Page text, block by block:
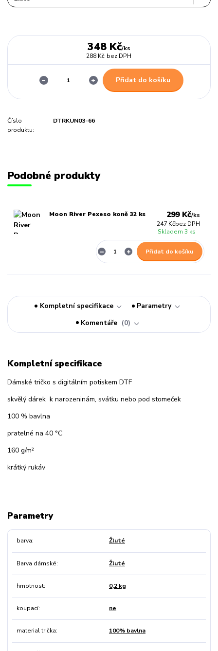
348 Kč/ks
288 Kč bez DPH
Přidat do košíku
Číslo
produktu:
DTRKUN03-66
Podobné produkty
Moon River Pexeso koně 32 ks 299 Kč/ks
247 Kčbez DPH
Skladem 3 ks
Přidat do košíku
Kompletní specifikace
Parametry
Komentáře
0
Kompletní specifikace
Dámské tričko s digitálním potiskem DTF
skvělý dárek k narozeninám, svátku nebo pod stomeček
100 % bavlna
pratelné na 40 °C
160 g/m²
krátký rukáv
Parametry
barva Žluté
Barva dámské Žluté
hmotnost 0,2 kg
koupací ne
material trička 100% bavlna